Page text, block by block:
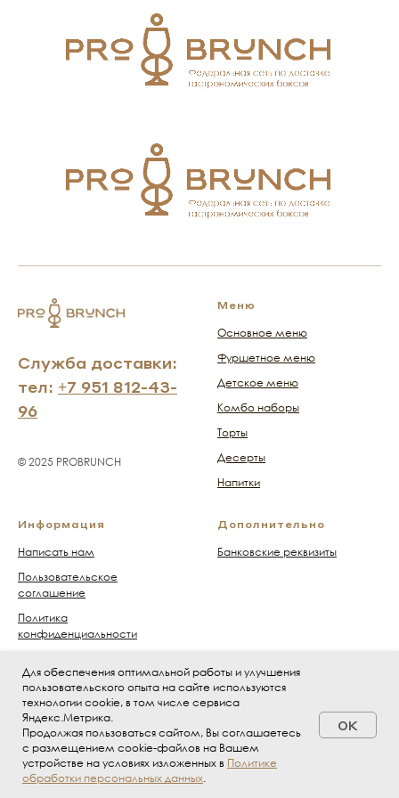
Служба доставки:
тел: +7 951 812-43-
96
© 2025 PROBRUNCH
Меню
Основное меню
Фуршетное меню
Детское меню
Комбо наборы
Торты
Десерты
Напитки
Информация
Написать нам
Пользовательское
соглашение
Политика
конфиденциальности
Политика Cookies
Дополнительно
Банковские реквизиты
Для обеспечения оптимальной работы и улучшения
пользовательского опыта на сайте используются
технологии cookie, в том числе сервиса
Яндекс.Метрика.
Продолжая пользоваться сайтом, Вы соглашаетесь
с размещением cookie-файлов на Вашем
устройстве на условиях изложенных в Политике
обработки персональных данных.
OK